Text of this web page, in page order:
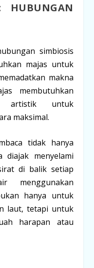
HUBUNGAN
simbiosis
majas untuk
makna
membutuhkan
artistik untuk
maksimal.
tidak hanya
diajak menyelami
di balik setiap
menggunakan
hanya untuk
laut, tetapi untuk
harapan atau